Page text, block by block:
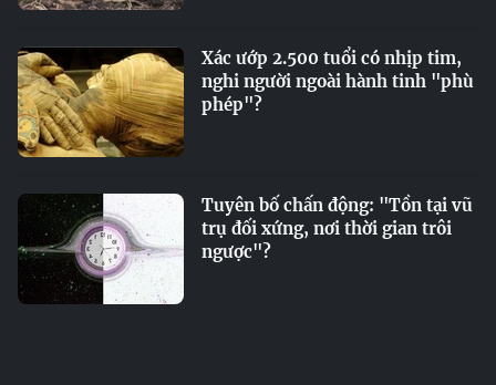
Xác ướp 2.500 tuổi có nhịp tim,
nghi người ngoài hành tinh "phù
phép"?
Tuyên bố chấn động: "Tồn tại vũ
trụ đối xứng, nơi thời gian trôi
ngược"?